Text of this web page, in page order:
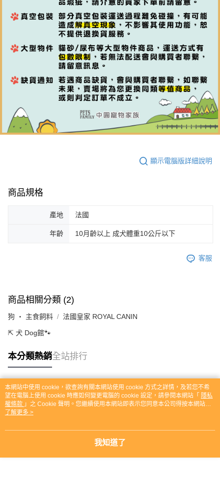
顯示電腦版詳細說明
商品規格
產地 法國
年齡 10月齡以上 成犬體重10公斤以下
客服
商品相關分類 (2)
狗 ‧ 主食飼料 法國皇家 ROYAL CANIN
⇱ 犬 Dog館🐾
本分類熱銷全站排行
熱門標籤
本網站中使用 cookie，欲查詢有關本網站使用 cookie 方式之詳情，及若您不希
望在電腦上使用 cookie 時應如何變更電腦的 cookie 設定，請參閱本網站「 隱私
權條款 」之 Cookie 聲明。您繼續使用本網站即表示您同意本公司得按本網站使
用條款之 Cookie 聲明使用 cookie。
了解更多 >
我知道了